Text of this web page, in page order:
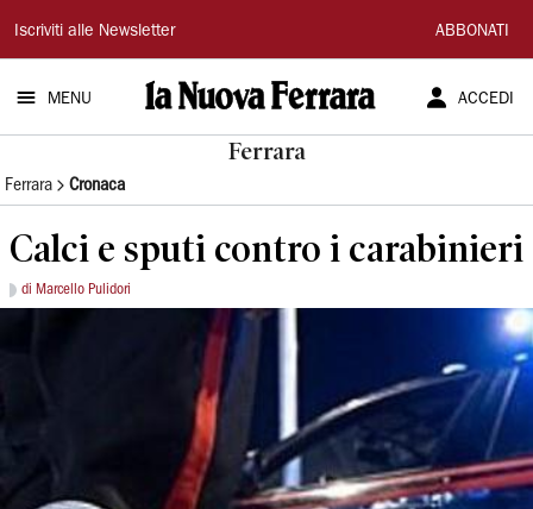
La
Nuova
Ferrara
Iscriviti alle Newsletter ABBONATI
MENU ACCEDI
Ferrara
Ferrara Cronaca
Calci e sputi contro i carabinieri
di Marcello Pulidori